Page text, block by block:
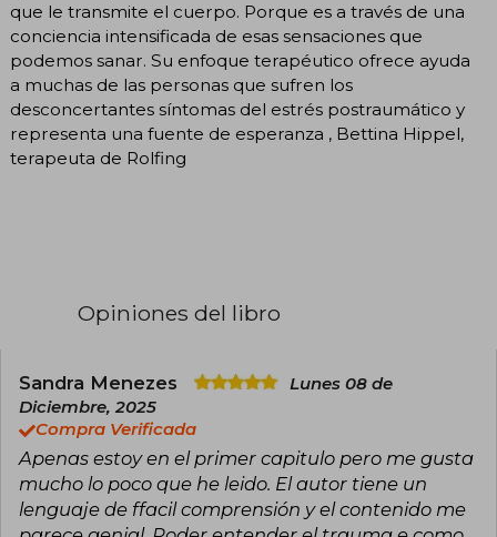
que le transmite el cuerpo. Porque es a través de una
conciencia intensificada de esas sensaciones que
podemos sanar. Su enfoque terapéutico ofrece ayuda
a muchas de las personas que sufren los
desconcertantes síntomas del estrés postraumático y
representa una fuente de esperanza , Bettina Hippel,
terapeuta de Rolfing
Opiniones del libro
Sandra Menezes
Lunes 08 de
Diciembre, 2025
Compra Verificada
Apenas estoy en el primer capitulo pero me gusta
mucho lo poco que he leido. El autor tiene un
lenguaje de ffacil comprensión y el contenido me